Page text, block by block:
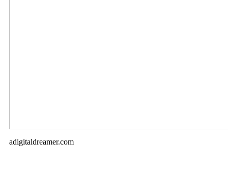
adigitaldreamer.com